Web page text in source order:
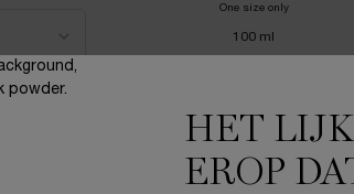
WANNEER Ô DE LANCÔME BESCHIKBAAR IS
One size onlyfor LA VIE
100 ml
BRENG ME OP DE HOOGTE
HET
EROP